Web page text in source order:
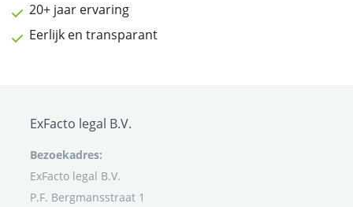
20+ jaar ervaring
Eerlijk en transparant
ExFacto legal B.V.
Bezoekadres:
ExFacto legal B.V.
P.F. Bergmansstraat 1